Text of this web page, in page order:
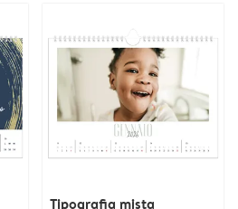
Tipografia mista